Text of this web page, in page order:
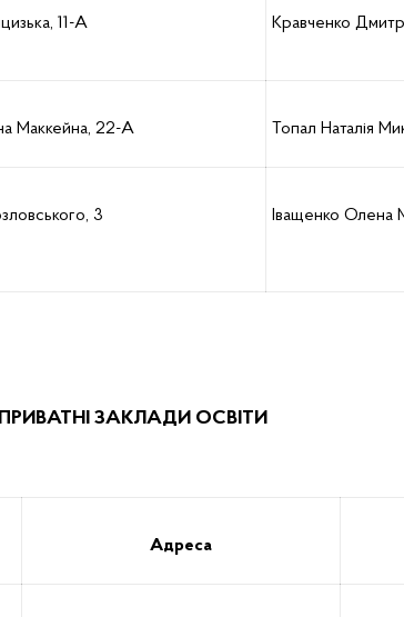
11-А Кравченко
Маккейна, 22-А Топал Наталія
3 Іващенко Олена
ПРИВАТНІ ЗАКЛАДИ ОСВІТИ
Адреса